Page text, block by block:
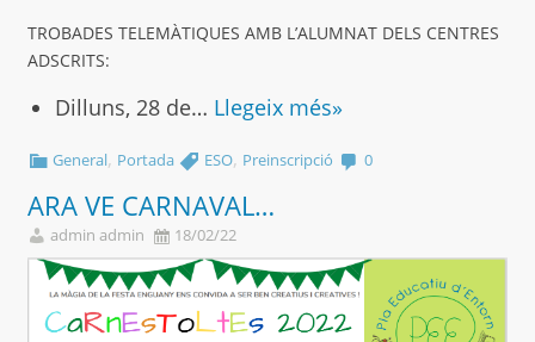
TROBADES TELEMÀTIQUES AMB L’ALUMNAT DELS CENTRES
ADSCRITS:
Dilluns, 28 de… Llegeix més»
General, Portada ESO, Preinscripció 0
ARA VE CARNAVAL…
admin admin 18/02/22